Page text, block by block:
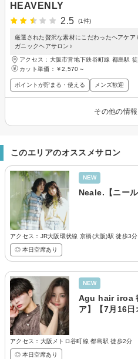
HEAVENLY
2.5
(1件)
厳選された贅沢な素材にこだわったヘアケ
ガニックヘアサロン♪
アクセス：大阪市営地下鉄谷町線 都島駅
カット単価： ￥2,570～
ポイントが貯まる・使える メンズ歓迎
その他の情
このエリアのオススメサロン
NEW
Neale.【ニール
アクセス：JR大阪環状線 京橋(大阪)駅 徒歩3分
◎ 本日空席あり
NEW
Agu hair iroa
ア】【7月16日
アクセス：大阪メトロ谷町線 都島駅 徒歩2分
◎ 本日空席あり